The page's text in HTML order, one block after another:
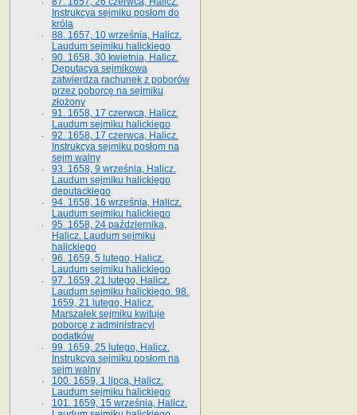
Instrukcya sejmiku posłom do
króla
88. 1657, 10 września, Halicz.
Laudum sejmiku halickiego
90. 1658, 30 kwietnia, Halicz.
Deputacya sejmikowa
zatwierdza rachunek z poborów
przez poborcę na sejmiku
złożony
91. 1658, 17 czerwca, Halicz.
Laudum sejmiku halickiego
92. 1658, 17 czerwca, Halicz.
Instrukcya sejmiku posłom na
sejm walny
93. 1658, 9 września, Halicz.
Laudum sejmiku halickiego
deputackiego
94. 1658, 16 września, Halicz.
Laudum sejmiku halickiego
95. 1658, 24 października,
Halicz. Laudum sejmiku
halickiego
96. 1659, 5 lutego, Halicz.
Laudum sejmiku halickiego
97. 1659, 21 lutego, Halicz.
Laudum sejmiku halickiego. 98.
1659, 21 lutego, Halicz.
Marszałek sejmiku kwituje
poborcę z administracyi
podatków
99. 1659, 25 lutego, Halicz.
Instrukcya sejmiku posłom na
sejm walny
100. 1659, 1 lipca, Halicz.
Laudum sejmiku halickiego
101. 1659, 15 września, Halicz.